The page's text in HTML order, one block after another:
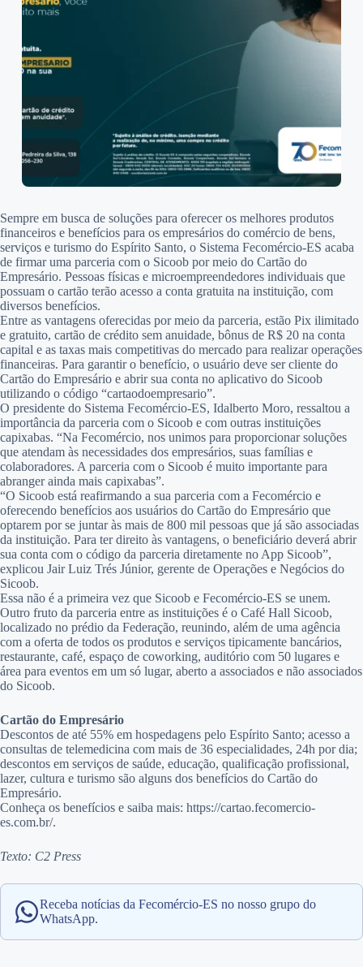
Sempre em busca de soluções para oferecer os melhores produtos
financeiros e benefícios para os empresários do comércio de bens,
serviços e turismo do Espírito Santo, o Sistema Fecomércio-ES acaba
de firmar uma parceria com o Sicoob por meio do Cartão do
Empresário. Pessoas físicas e microempreendedores individuais que
possuam o cartão terão acesso a conta gratuita na instituição, com
diversos benefícios.
Entre as vantagens oferecidas por meio da parceria, estão Pix ilimitado
e gratuito, cartão de crédito sem anuidade, bônus de R$ 20 na conta
capital e as taxas mais competitivas do mercado para realizar operações
financeiras. Para garantir o benefício, o usuário deve ser cliente do
Cartão do Empresário e abrir sua conta no aplicativo do Sicoob
utilizando o código “cartaodoempresario”.
O presidente do Sistema Fecomércio-ES, Idalberto Moro, ressaltou a
importância da parceria com o Sicoob e com outras instituições
capixabas. “Na Fecomércio, nos unimos para proporcionar soluções
que atendam às necessidades dos empresários, suas famílias e
colaboradores. A parceria com o Sicoob é muito importante para
abranger ainda mais capixabas”.
“O Sicoob está reafirmando a sua parceria com a Fecomércio e
oferecendo benefícios aos usuários do Cartão do Empresário que
optarem por se juntar às mais de 800 mil pessoas que já são associadas
da instituição. Para ter direito às vantagens, o beneficiário deverá abrir
sua conta com o código da parceria diretamente no App Sicoob”,
explicou Jair Luiz Trés Júnior, gerente de Operações e Negócios do
Sicoob.
Essa não é a primeira vez que Sicoob e Fecomércio-ES se unem.
Outro fruto da parceria entre as instituições é o Café Hall Sicoob,
localizado no prédio da Federação, reunindo, além de uma agência
com a oferta de todos os produtos e serviços tipicamente bancários,
restaurante, café, espaço de coworking, auditório com 50 lugares e
área para eventos em um só lugar, aberto a associados e não associados
do Sicoob.
Cartão do Empresário
Descontos de até 55% em hospedagens pelo Espírito Santo; acesso a
consultas de telemedicina com mais de 36 especialidades, 24h por dia;
descontos em serviços de saúde, educação, qualificação profissional,
lazer, cultura e turismo são alguns dos benefícios do Cartão do
Empresário.
Conheça os benefícios e saiba mais: https://cartao.fecomercio-
es.com.br/.
Texto: C2 Press
Receba notícias da Fecomércio-ES no nosso grupo do
WhatsApp.